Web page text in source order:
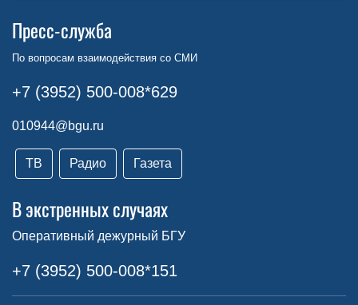
Пресс-служба
По вопросам взаимодействия со СМИ
+7 (3952) 500-008*629
010944@bgu.ru
ТВ Радио Газета
В экстренных случаях
Оперативный дежурный БГУ
+7 (3952) 500-008*151